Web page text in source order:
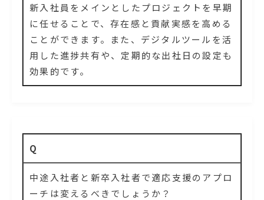
新入社員をメインとしたプロジェクトを早期
に任せることで、存在感と貢献実感を高める
ことができます。また、デジタルツールを活
用した進捗共有や、定期的な出社日の設定も
効果的です。
Q
中途入社者と新卒入社者で適応支援のアプロ
ーチは変えるべきでしょうか？